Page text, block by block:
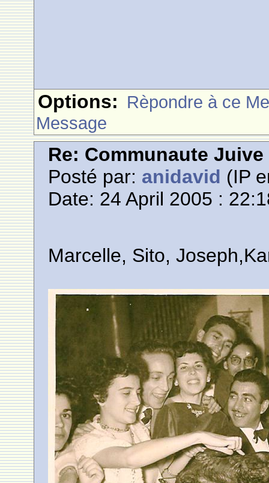
Options: Rèpondre à ce
Message
Re: Communaute
Posté par: anidavid (IP
Date: 24 April 2005 :
Marcelle, Sito,